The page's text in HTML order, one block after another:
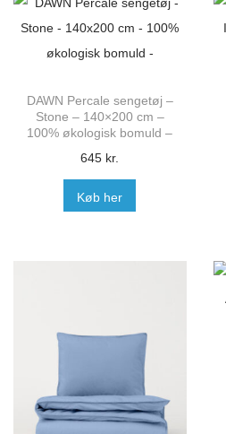
DAWN Percale sengetøj –
Stone – 140×200 cm –
100% økologisk bomuld –
645 kr.
Køb her